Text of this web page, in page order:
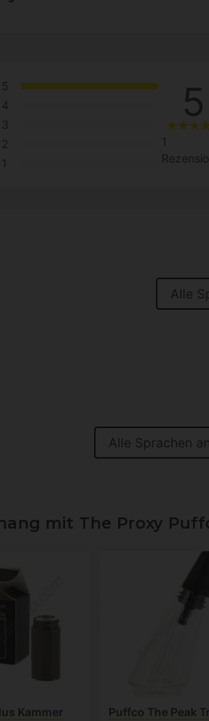
5
4
3
2
1
5
1
Alle
Alle Sprachen
mit The Proxy
Kammer
Puffco The Peak